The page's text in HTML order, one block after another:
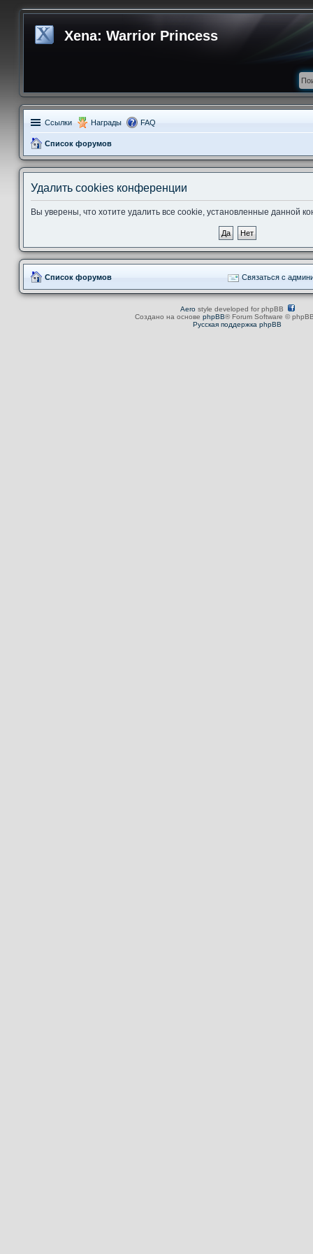
Xena: Warrior Princess
Ссылки Награды FAQ
Список форумов
Удалить cookies конференции
Вы уверены, что хотите удалить все cookie, установленные данной
Список форумов Связаться с
Aerostyle developed for phpBB
Создано на основе phpBB® Forum Software ©
Русская поддержка phpBB